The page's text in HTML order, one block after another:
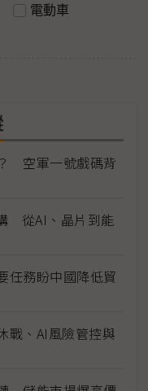
電動車
空軍一號戲碼背
從AI、晶片到能
務盼中國降低貿
、AI風險管控與